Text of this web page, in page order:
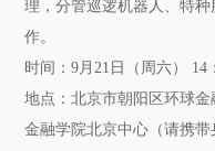
理，分管巡逻机器人、特
作。
时间：9月21日（周六） 14
地点：北京市朝阳区环球
金融学院北京中心（请携带